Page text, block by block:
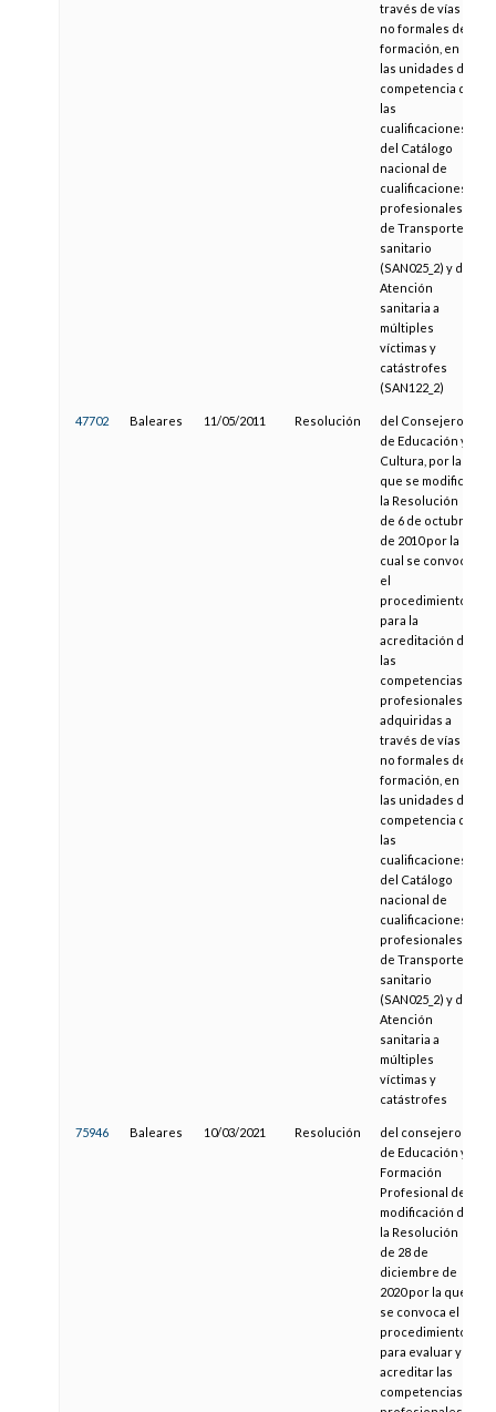
través de vías
no formales de
formación, en
las unidades de
competencia de
las
cualificaciones
del Catálogo
nacional de
cualificaciones
profesionales
de Transporte
sanitario
(SAN025_2) y de
Atención
sanitaria a
múltiples
víctimas y
catástrofes
(SAN122_2)
47702 Baleares 11/05/2011 Resolución
del Consejero
de Educación y
Cultura, por la
que se modifica
la Resolución
de 6 de octubre
de 2010 por la
cual se convoca
el
procedimiento
para la
acreditación de
las
competencias
profesionales,
adquiridas a
través de vías
no formales de
formación, en
las unidades de
competencia de
las
cualificaciones
del Catálogo
nacional de
cualificaciones
profesionales
de Transporte
sanitario
(SAN025_2) y de
Atención
sanitaria a
múltiples
víctimas y
catástrofes
75946 Baleares 10/03/2021 Resolución
del consejero
de Educación y
Formación
Profesional de
modificación de
la Resolución
de 28 de
diciembre de
2020 por la que
se convoca el
procedimiento
para evaluar y
acreditar las
competencias